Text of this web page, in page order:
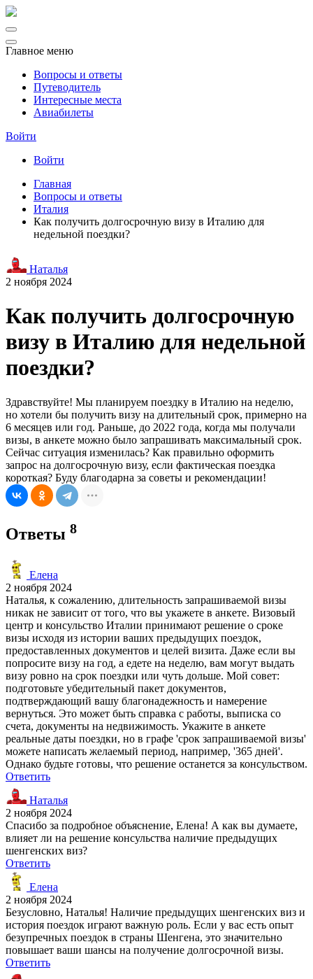
Главное меню
Вопросы и ответы
Путеводитель
Интересные места
Авиабилеты
Войти
Войти
Главная
Вопросы и ответы
Италия
Как получить долгосрочную визу в Италию для
недельной поездки?
Наталья
2 ноября 2024
Как получить долгосрочную
визу в Италию для недельной
поездки?
Здравствуйте! Мы планируем поездку в Италию на неделю,
но хотели бы получить визу на длительный срок, примерно на
6 месяцев или год. Раньше, до 2022 года, когда мы получали
визы, в анкете можно было запрашивать максимальный срок.
Сейчас ситуация изменилась? Как правильно оформить
запрос на долгосрочную визу, если фактическая поездка
короткая? Буду благодарна за советы и рекомендации!
Ответы 8
Елена
2 ноября 2024
Наталья, к сожалению, длительность запрашиваемой визы
никак не зависит от того, что вы укажете в анкете. Визовый
центр и консульство Италии принимают решение о сроке
визы исходя из истории ваших предыдущих поездок,
предоставленных документов и целей визита. Даже если вы
попросите визу на год, а едете на неделю, вам могут выдать
визу ровно на срок поездки или чуть дольше. Мой совет:
подготовьте убедительный пакет документов,
подтверждающий вашу благонадежность и намерение
вернуться. Это может быть справка с работы, выписка со
счета, документы на недвижимость. Укажите в анкете
реальные даты поездки, но в графе 'срок запрашиваемой визы'
можете написать желаемый период, например, '365 дней'.
Однако будьте готовы, что решение останется за консульством.
Ответить
Наталья
2 ноября 2024
Спасибо за подробное объяснение, Елена! А как вы думаете,
влияет ли на решение консульства наличие предыдущих
шенгенских виз?
Ответить
Елена
2 ноября 2024
Безусловно, Наталья! Наличие предыдущих шенгенских виз и
история поездок играют важную роль. Если у вас есть опыт
безупречных поездок в страны Шенгена, это значительно
повышает ваши шансы на получение долгосрочной визы.
Ответить